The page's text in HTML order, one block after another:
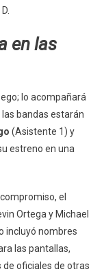
en las
lo acompañará
bandas estarán
(Asistente 1) y
estreno en una
el
Ortega y Michael
incluyó nombres
las pantallas,
oficiales de otras